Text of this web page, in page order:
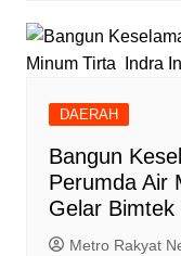
DAERAH
Bangun
Perumda Air
Gelar Bimtek
Metro Rakyat